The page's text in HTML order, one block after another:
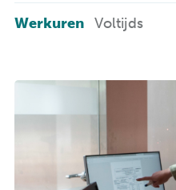
Werkuren
Voltijds